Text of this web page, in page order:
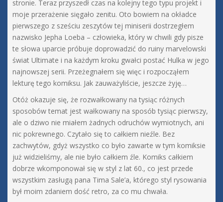
stronie. Teraz przyszedł czas na kolejny tego typu projekt i
moje przerażenie sięgało zenitu. Oto bowiem na okładce
pierwszego z sześciu zeszytów tej miniserii dostrzegłem
nazwisko Jepha Loeba – człowieka, który w chwili gdy pisze
te słowa uparcie próbuje doprowadzić do ruiny marvelowski
świat Ultimate i na każdym kroku gwałci postać Hulka w jego
najnowszej serii. Przeżegnałem się więc i rozpocząłem
lekturę tego komiksu. Jak zauważyliście, jeszcze żyję…
Otóż okazuje się, że rozwałkowany na tysiąc różnych
sposobów temat jest wałkowany na sposób tysiąc pierwszy,
ale o dziwo nie miałem żadnych odruchów wymiotnych, ani
nic pokrewnego. Czytało się to całkiem nieźle. Bez
zachwytów, gdyż wszystko co było zawarte w tym komiksie
już widzieliśmy, ale nie było całkiem źle. Komiks całkiem
dobrze wkomponował się w styl z lat 60., co jest przede
wszystkim zasługą pana Tima Sale’a, którego styl rysowania
był moim zdaniem dość retro, za co mu chwała.